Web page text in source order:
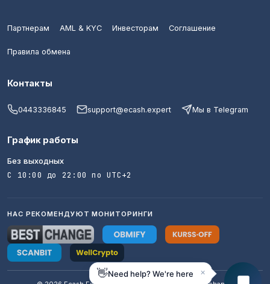
Партнерам AML & KYC Инвесторам Соглашение
Правила обмена
Контакты
0443336845 support@ecash.expert Мы в Telegram
График работы
Без выходных
С 10:00 до 22:00 по UTC+2
НАС РЕКОМЕНДУЮТ МОНИТОРИНГИ
👋Need help? We're here ×